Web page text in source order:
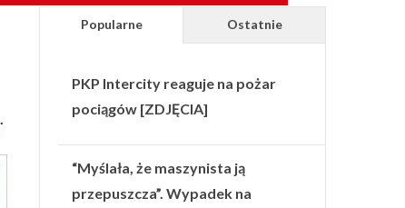
Popularne Ostatnie
PKP Intercity reaguje na pożar
pociągów [ZDJĘCIA]
“Myślała, że maszynista ją
przepuszcza”. Wypadek na